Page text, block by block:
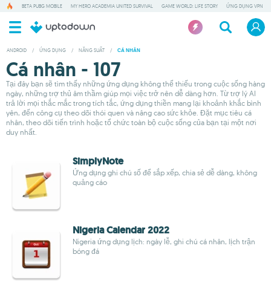
BETA PUBG MOBILE MY HERO ACADEMIA UNITED SURVIVAL GAME WORLD: LIFE STORY ỨNG DỤNG VPN
ANDROID / ỨNG DỤNG / NĂNG SUẤT / CÁ NHÂN
Cá nhân - 107
Tại đây bạn sẽ tìm thấy những ứng dụng không thể thiếu trong cuộc sống hàng
ngày, những trợ thủ âm thầm giúp mọi việc trở nên dễ dàng hơn. Từ trợ lý AI
trả lời mọi thắc mắc trong tích tắc, ứng dụng thiền mang lại khoảnh khắc bình
yên, đến công cụ theo dõi thói quen và nâng cao sức khỏe. Đặt mục tiêu cá
nhân, theo dõi tiến trình hoặc tổ chức toàn bộ cuộc sống của bạn tại một nơi
duy nhất.
SimplyNote
Ứng dụng ghi chú số để sắp xếp, chia sẻ dễ dàng, không
quảng cáo
Nigeria Calendar 2022
Nigeria ứng dụng lịch: ngày lễ, ghi chú cá nhân, lịch trận
bóng đá